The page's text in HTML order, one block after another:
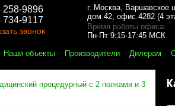
258-9896
734-9117
звонок
г. Москва, Варшавское
дом 42, офис 4282 (4
Время работы офиса:
Пн-Пт 9:15-17:45 МСК
Наши объекты Производители Дилерам
процедурный с 2 полками и 3